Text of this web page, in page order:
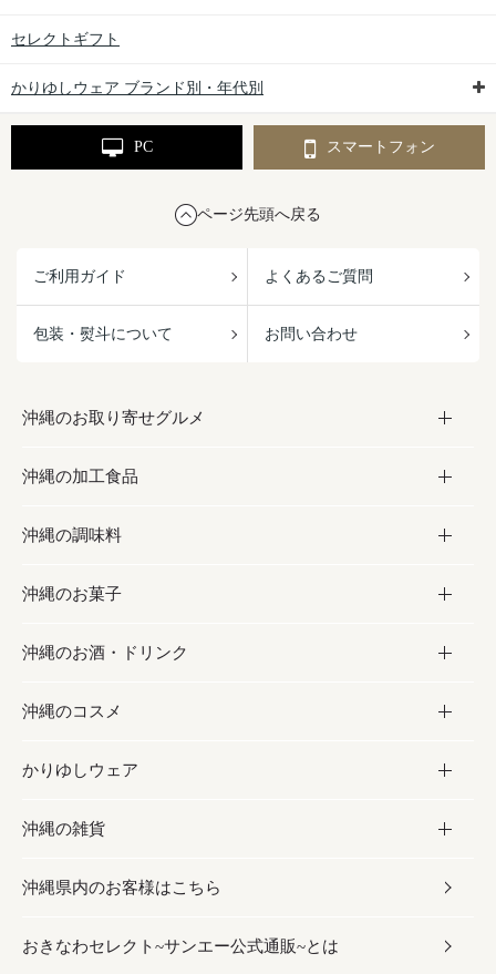
セレクトギフト
かりゆしウェア ブランド別・年代別
PC スマートフォン
ページ先頭へ戻る
ご利用ガイド よくあるご質問
包装・熨斗について お問い合わせ
沖縄のお取り寄せグルメ
お取り寄せグルメ
フルーツ・野菜
お肉
海産物
沖縄の加工食品
加工食品
缶詰／パウチ
沖縄料理
沖縄そば／乾麺
レトルト食品
乾物／粉類
沖縄の調味料
調味料
砂糖／黒砂糖
塩
お酢／ドレッシング
しょうゆ
みそ
だし／スパイス／島唐辛子
沖縄のお菓子
お菓子
黒糖
ちんすこう
伝統菓子
スナック
おつまみ
沖縄のお酒・ドリンク
お酒・ドリンク
泡盛
ビール・チューハイ
ワイン・ウィスキー・カクテル
ドリンク
沖縄のコスメ
コスメ
スキンケア
ボディケア
ヘアケア
かりゆしウェア
かりゆしウェア
メンズ
レディース
沖縄の雑貨
雑貨
沖縄ファッション
沖縄県内のお客様はこちら
おきなわセレクト~サンエー公式通販~とは